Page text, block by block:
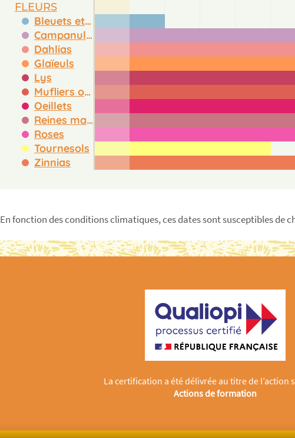
FLEURS
Bleuets et Cosmos
Campanules
Dahlias
Glaïeuls
Lys
Mufliers ou "Gueules de loup"
Oeillets
Reines marguerites
Roses
Tournesols
Zinnias
En fonction des conditions climatiques, ces dates sont susceptibles de
La certification a été délivrée au titre de l’action
Actions de formation